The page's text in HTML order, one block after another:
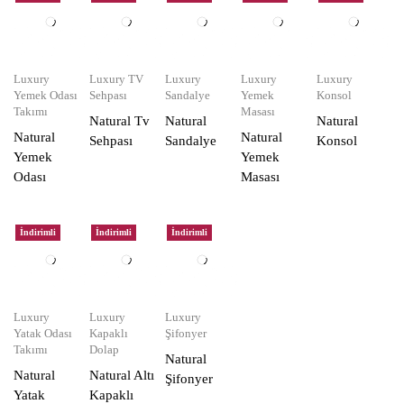
Luxury
Yemek Odası
Takımı
Natural
Yemek
Odası
Luxury TV
Sehpası
Natural Tv
Sehpası
Luxury
Sandalye
Natural
Sandalye
Luxury
Yemek
Masası
Natural
Yemek
Masası
Luxury
Konsol
Natural
Konsol
İndirimli
Luxury
Yatak Odası
Takımı
Natural
Yatak
İndirimli
Luxury
Kapaklı
Dolap
Natural Altı
Kapaklı
İndirimli
Luxury
Şifonyer
Natural
Şifonyer